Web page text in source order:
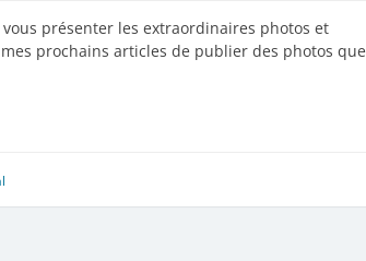
présenter les extraordinaires photos et
prochains articles de publier des photos que